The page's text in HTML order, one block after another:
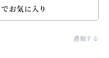
お気に入り
通報する